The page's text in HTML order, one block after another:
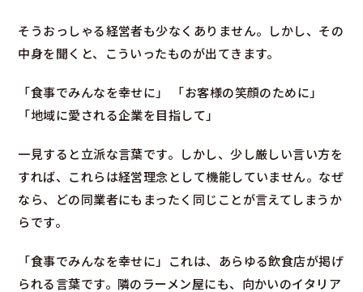
そうおっしゃる経営者も少なくありません。しかし、その
中身を聞くと、こういったものが出てきます。
「食事でみんなを幸せに」 「お客様の笑顔のために」
「地域に愛される企業を目指して」
一見すると立派な言葉です。しかし、少し厳しい言い方を
すれば、これらは経営理念として機能していません。なぜ
なら、どの同業者にもまったく同じことが言えてしまうか
らです。
「食事でみんなを幸せに」これは、あらゆる飲食店が掲げ
られる言葉です。隣のラーメン屋にも、向かいのイタリア